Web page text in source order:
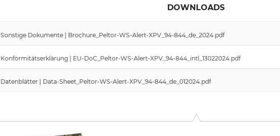
DOWNLOADS
Sonstige Dokumente | Brochure_Peltor-WS-Alert-XPV_94-844_de_2024.pdf
Konformitätserklärung | EU-DoC_Peltor-WS-Alert-XPV_94-844_intl_13022024.pdf
Datenblätter | Data-Sheet_Peltor-WS-Alert-XPV_94-844_de_012024.pdf